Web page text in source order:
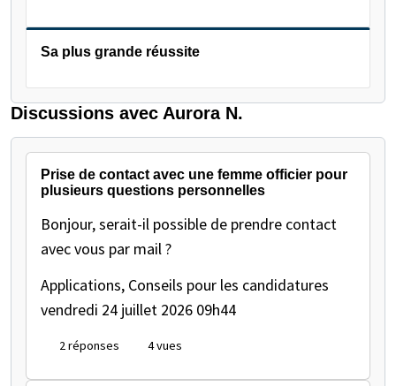
Sa plus grande réussite
Discussions avec Aurora N.
Prise de contact avec une femme officier pour
plusieurs questions personnelles
Bonjour, serait-il possible de prendre contact
avec vous par mail ?
Applications, Conseils pour les candidatures
vendredi 24 juillet 2026 09h44
2 réponses 4 vues